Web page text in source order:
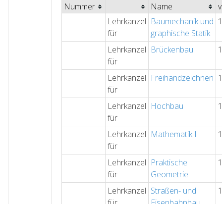
Nummer
Name
Lehrkanzel
für
Baumechanik und
graphische Statik
Lehrkanzel
für
Brückenbau
Lehrkanzel
für
Freihandzeichnen
Lehrkanzel
für
Hochbau
Lehrkanzel
für
Mathematik I
Lehrkanzel
für
Praktische
Geometrie
Lehrkanzel Straßen- und